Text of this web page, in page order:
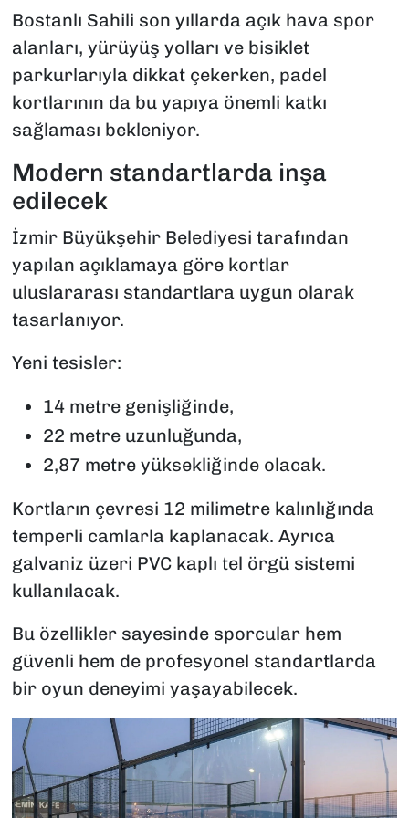
Bostanlı Sahili son yıllarda açık hava spor
alanları, yürüyüş yolları ve bisiklet
parkurlarıyla dikkat çekerken, padel
kortlarının da bu yapıya önemli katkı
sağlaması bekleniyor.
Modern standartlarda inşa
edilecek
İzmir Büyükşehir Belediyesi tarafından
yapılan açıklamaya göre kortlar
uluslararası standartlara uygun olarak
tasarlanıyor.
Yeni tesisler:
14 metre genişliğinde,
22 metre uzunluğunda,
2,87 metre yüksekliğinde olacak.
Kortların çevresi 12 milimetre kalınlığında
temperli camlarla kaplanacak. Ayrıca
galvaniz üzeri PVC kaplı tel örgü sistemi
kullanılacak.
Bu özellikler sayesinde sporcular hem
güvenli hem de profesyonel standartlarda
bir oyun deneyimi yaşayabilecek.